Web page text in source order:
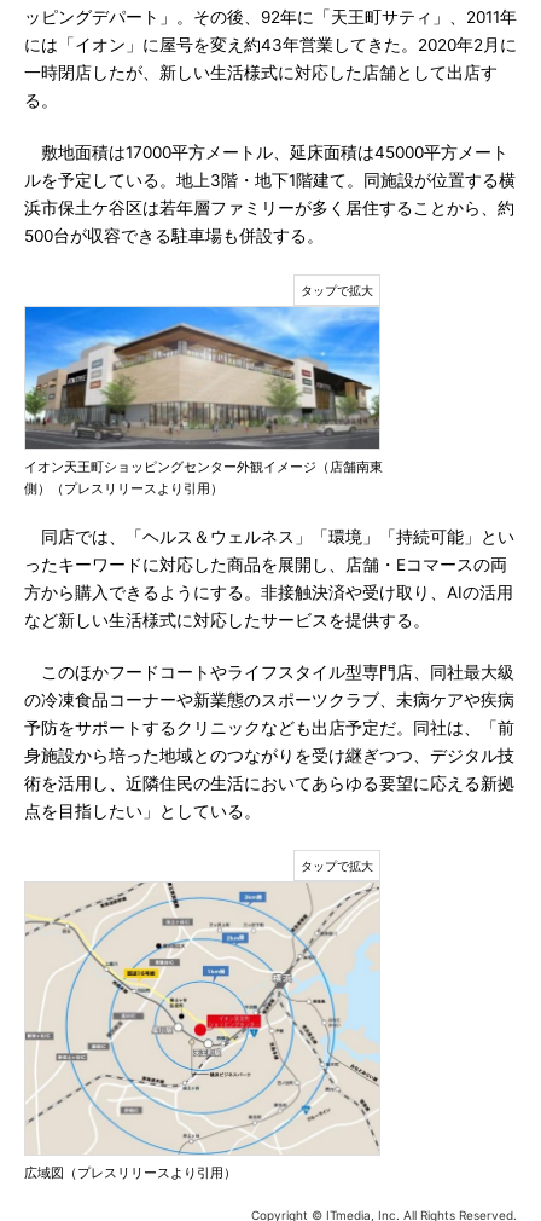
ッピングデパート」。その後、92年に「天王町サティ」、2011年
には「イオン」に屋号を変え約43年営業してきた。2020年2月に
一時閉店したが、新しい生活様式に対応した店舗として出店す
る。
敷地面積は17000平方メートル、延床面積は45000平方メート
ルを予定している。地上3階・地下1階建て。同施設が位置する横
浜市保土ケ谷区は若年層ファミリーが多く居住することから、約
500台が収容できる駐車場も併設する。
イオン天王町ショッピングセンター外観イメージ（店舗南東
側）（プレスリリースより引用）
同店では、「ヘルス＆ウェルネス」「環境」「持続可能」とい
ったキーワードに対応した商品を展開し、店舗・Eコマースの両
方から購入できるようにする。非接触決済や受け取り、AIの活用
など新しい生活様式に対応したサービスを提供する。
このほかフードコートやライフスタイル型専門店、同社最大級
の冷凍食品コーナーや新業態のスポーツクラブ、未病ケアや疾病
予防をサポートするクリニックなども出店予定だ。同社は、「前
身施設から培った地域とのつながりを受け継ぎつつ、デジタル技
術を活用し、近隣住民の生活においてあらゆる要望に応える新拠
点を目指したい」としている。
広域図（プレスリリースより引用）
Copyright © ITmedia, Inc. All Rights Reserved.